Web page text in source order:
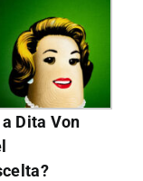
Dita Von